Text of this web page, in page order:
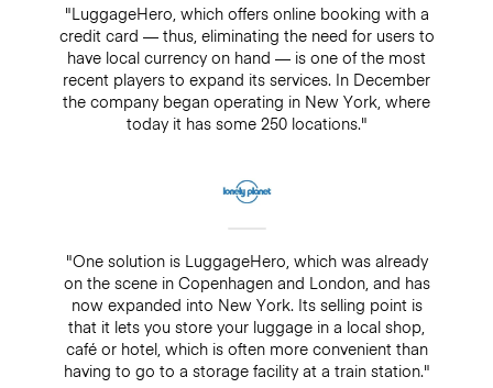
"LuggageHero, which offers online booking with a
credit card — thus, eliminating the need for users to
have local currency on hand — is one of the most
recent players to expand its services. In December
the company began operating in New York, where
today it has some 250 locations."
"One solution is LuggageHero, which was already
on the scene in Copenhagen and London, and has
now expanded into New York. Its selling point is
that it lets you store your luggage in a local shop,
café or hotel, which is often more convenient than
having to go to a storage facility at a train station."